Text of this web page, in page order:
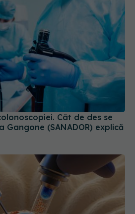
Cât de des se
Gangone (SANADOR) explică